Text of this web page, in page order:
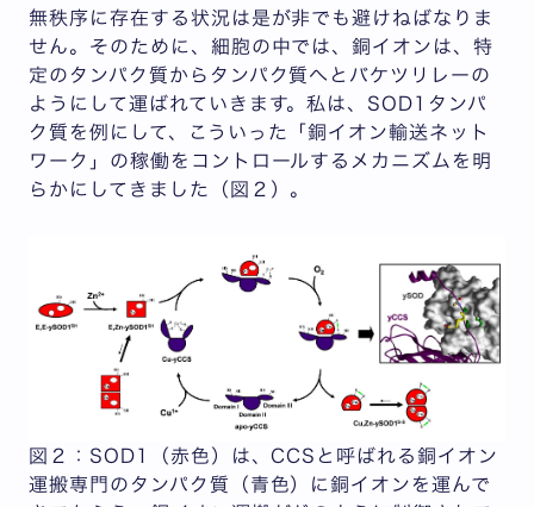
無秩序に存在する状況は是が非でも避けねばなりま
せん。そのために、細胞の中では、銅イオンは、特
定のタンパク質からタンパク質へとバケツリレーの
ようにして運ばれていきます。私は、SOD1タンパ
ク質を例にして、こういった「銅イオン輸送ネット
ワーク」の稼働をコントロールするメカニズムを明
らかにしてきました（図２）。
図２：SOD1（赤色）は、CCSと呼ばれる銅イオン
運搬専門のタンパク質（青色）に銅イオンを運んで